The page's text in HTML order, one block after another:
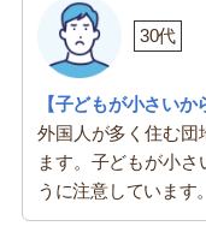
30代
【子どもが小さいか
外国人が多く住む団
ます。子どもが小
うに注意しています。